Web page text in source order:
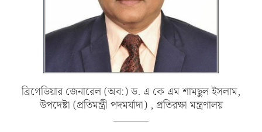
ব্রিগেডিয়ার জেনারেল (অব:) ড. এ কে এম শামছুল ইসলাম,
উপদেষ্টা (প্রতিমন্ত্রী পদমর্যাদা) , প্রতিরক্ষা মন্ত্রণালয়